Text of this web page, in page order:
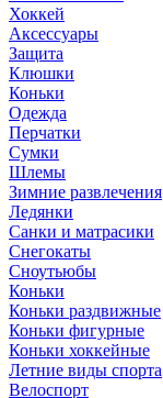
Хоккей
Аксессуары
Защита
Клюшки
Коньки
Одежда
Перчатки
Сумки
Шлемы
Зимние развлечения
Ледянки
Санки и матрасики
Снегокаты
Сноутьюбы
Коньки
Коньки раздвижные
Коньки фигурные
Коньки хоккейные
Летние виды спорта
Велоспорт